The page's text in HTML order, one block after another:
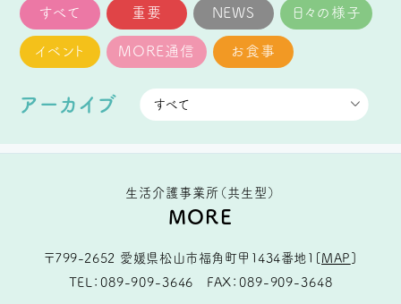
すべて 重要 NEWS 日々の様子
イベント MORE通信 お食事
アーカイブ
生活介護事業所（共生型）
MORE
〒799-2652 愛媛県松山市福角町甲1434番地1 [MAP ]
TEL
089-909-3646 FAX 089-909-3648